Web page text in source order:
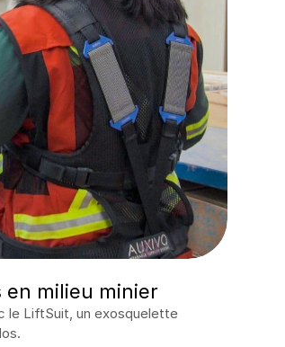
en milieu minier
le LiftSuit, un exosquelette